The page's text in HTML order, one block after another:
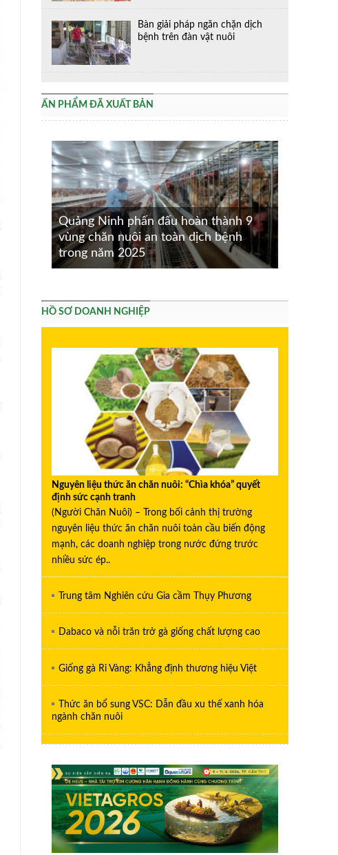
Bàn giải pháp ngăn chặn dịch
bệnh trên đàn vật nuôi
ẤN PHẨM ĐÃ XUẤT BẢN
Quảng Ninh phấn đấu hoàn thành 9
vùng chăn nuôi an toàn dịch bệnh
trong năm 2025
HỒ SƠ DOANH NGHIỆP
Nguyên liệu thức ăn chăn nuôi: “Chìa khóa” quyết
định sức cạnh tranh
(Người Chăn Nuôi) – Trong bối cảnh thị trường
nguyên liệu thức ăn chăn nuôi toàn cầu biến động
mạnh, các doanh nghiệp trong nước đứng trước
nhiều sức ép..
Trung tâm Nghiên cứu Gia cầm Thụy Phương
Dabaco và nỗi trăn trở gà giống chất lượng cao
Giống gà Ri Vàng: Khẳng định thương hiệu Việt
Thức ăn bổ sung VSC: Dẫn đầu xu thế xanh hóa
ngành chăn nuôi